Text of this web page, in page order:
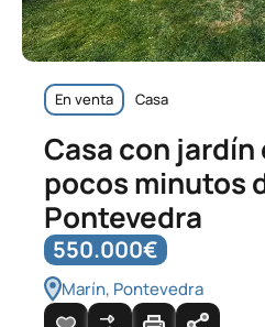
En venta Casa
Casa con jardín
pocos minutos
Pontevedra
550.000€
Marín, Pontevedra